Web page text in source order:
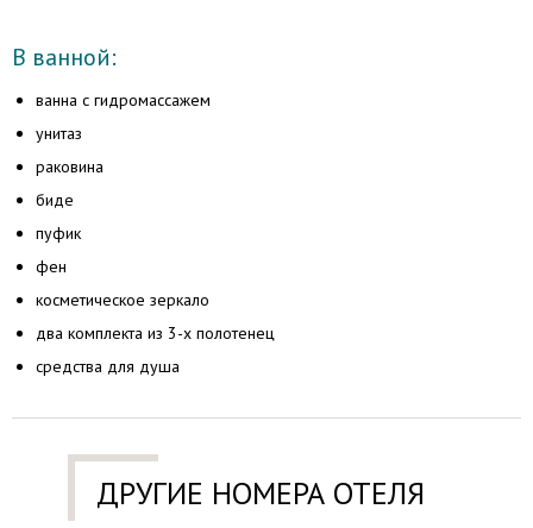
В ванной:
ванна с гидромассажем
унитаз
раковина
биде
пуфик
фен
косметическое зеркало
два комплекта из 3-х полотенец
средства для душа
ДРУГИЕ НОМЕРА ОТЕЛЯ